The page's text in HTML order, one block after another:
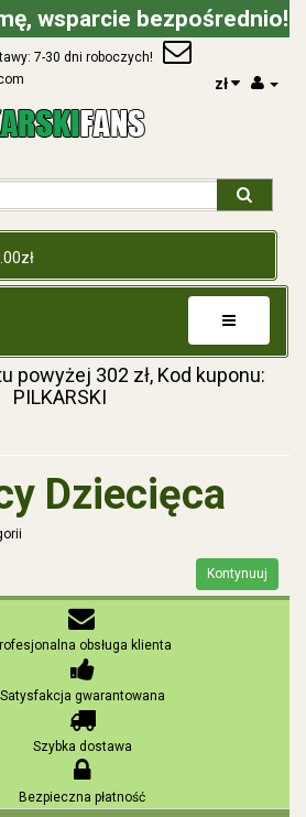
wsparcie bezpośrednio!
7-30 dni roboczych!
zł
powyżej 302 zł, Kod kuponu:
PILKARSKI
Dziecięca
Kontynuuj
obsługa klienta
Satysfakcja gwarantowana
Szybka dostawa
Bezpieczna płatność